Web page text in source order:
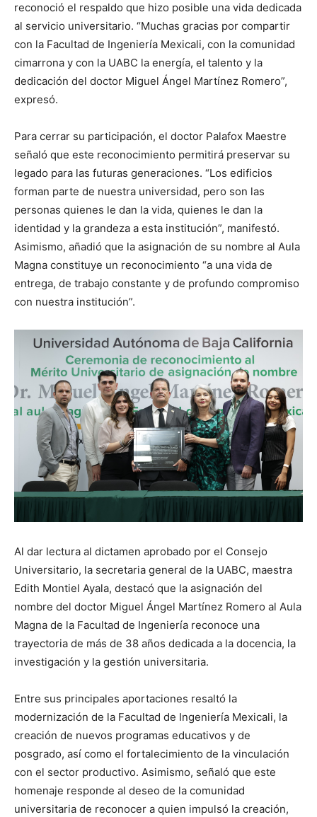
reconoció el respaldo que hizo posible una vida dedicada
al servicio universitario. “Muchas gracias por compartir
con la Facultad de Ingeniería Mexicali, con la comunidad
cimarrona y con la UABC la energía, el talento y la
dedicación del doctor Miguel Ángel Martínez Romero”,
expresó.
Para cerrar su participación, el doctor Palafox Maestre
señaló que este reconocimiento permitirá preservar su
legado para las futuras generaciones. “Los edificios
forman parte de nuestra universidad, pero son las
personas quienes le dan la vida, quienes le dan la
identidad y la grandeza a esta institución”, manifestó.
Asimismo, añadió que la asignación de su nombre al Aula
Magna constituye un reconocimiento “a una vida de
entrega, de trabajo constante y de profundo compromiso
con nuestra institución”.
Al dar lectura al dictamen aprobado por el Consejo
Universitario, la secretaria general de la UABC, maestra
Edith Montiel Ayala, destacó que la asignación del
nombre del doctor Miguel Ángel Martínez Romero al Aula
Magna de la Facultad de Ingeniería reconoce una
trayectoria de más de 38 años dedicada a la docencia, la
investigación y la gestión universitaria.
Entre sus principales aportaciones resaltó la
modernización de la Facultad de Ingeniería Mexicali, la
creación de nuevos programas educativos y de
posgrado, así como el fortalecimiento de la vinculación
con el sector productivo. Asimismo, señaló que este
homenaje responde al deseo de la comunidad
universitaria de reconocer a quien impulsó la creación,